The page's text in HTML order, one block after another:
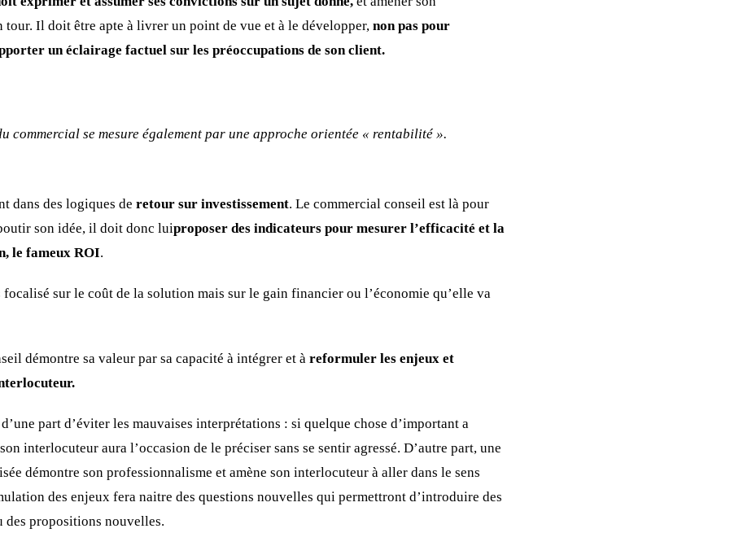
Il doit être apte à livrer un point de vue et à le développer, non pas pour
un éclairage factuel sur les préoccupations de son client.
commercial se mesure également par une approche orientée « rentabilité ».
dans des logiques de retour sur investissement. Le commercial conseil est là pour
son idée, il doit donc luiproposer des indicateurs pour mesurer l’efficacité et la
le fameux ROI.
sur le coût de la solution mais sur le gain financier ou l’économie qu’elle va
démontre sa valeur par sa capacité à intégrer et à reformuler les enjeux et
part d’éviter les mauvaises interprétations : si quelque chose d’important a
interlocuteur aura l’occasion de le préciser sans se sentir agressé. D’autre part, une
démontre son professionnalisme et amène son interlocuteur à aller dans le sens
des enjeux fera naitre des questions nouvelles qui permettront d’introduire des
des propositions nouvelles.